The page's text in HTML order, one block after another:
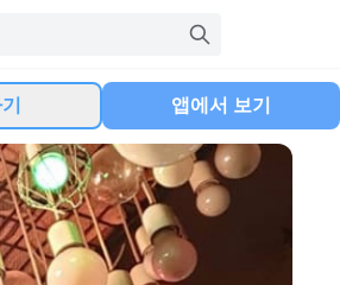
앱에서 보기